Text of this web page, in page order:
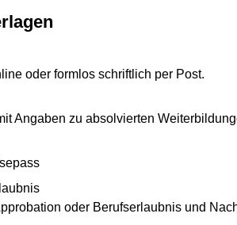
oder formlos schriftlich per Post.
Angaben zu absolvierten
oder Berufserlaubnis und